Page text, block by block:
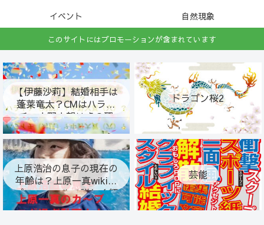
イベント
自然現象
このサイトにはプロモーションが含まれています
【伊藤沙莉】結婚相手は
蓬莱竜太？CMはハライ
チ・中野大賀は虎の翼
ドラゴン桜2
上原浩治の息子の現在の
年齢は？上原一真wiki風
プロフィールで詳しく紹
介！
芸能